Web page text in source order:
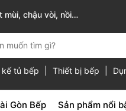
chậu vòi, nồi
kế tủ bếp Thiết bị bếp
Gòn Bếp Sản phẩm nổi